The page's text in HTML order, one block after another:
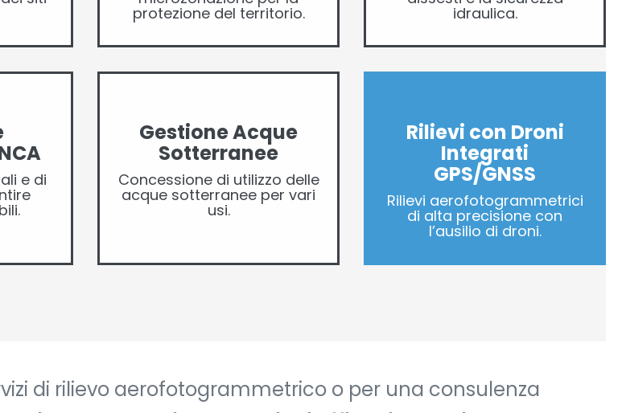
protezione del territorio. idraulica.
e di
Gestione Acque
Sotterranee
Concessione di utilizzo delle
acque sotterranee per vari
usi.
Rilievi con Droni
Integrati
GPS/GNSS
Rilievi aerofotogrammetrici
di alta precisione con
l’ausilio di droni.
di rilievo aerofotogrammetrico o per una consulenza